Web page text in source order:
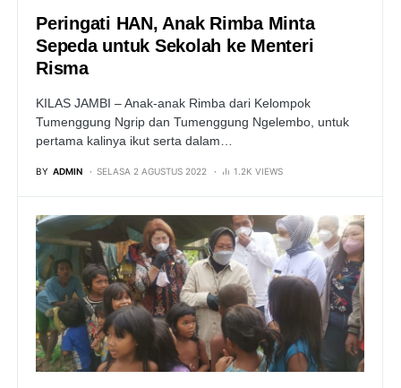
Peringati HAN, Anak Rimba Minta
Sepeda untuk Sekolah ke Menteri
Risma
KILAS JAMBI – Anak-anak Rimba dari Kelompok
Tumenggung Ngrip dan Tumenggung Ngelembo, untuk
pertama kalinya ikut serta dalam…
BY ADMIN SELASA 2 AGUSTUS 2022 1.2K VIEWS